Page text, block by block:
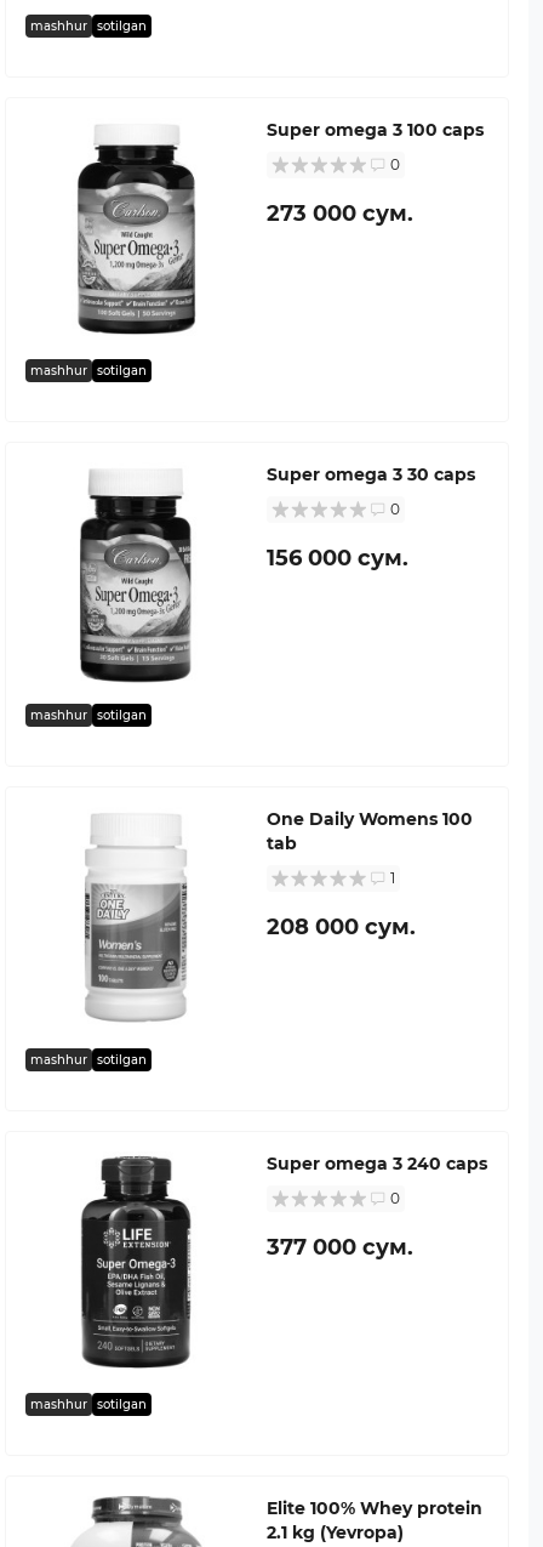
mashhur sotilgan
mashhur sotilgan
Super omega 3 100 caps
0
273 000 сум.
mashhur sotilgan
Super omega 3 30 caps
0
156 000 сум.
mashhur sotilgan
One Daily Womens 100
tab
1
208 000 сум.
mashhur sotilgan
Super omega 3 240 caps
0
377 000 сум.
Elite 100% Whey protein
2.1 kg (Yevropa)